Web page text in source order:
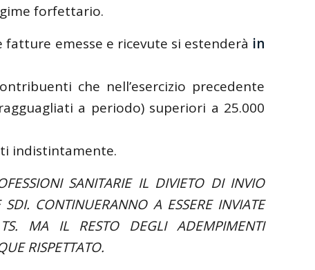
forfettario.
emesse e ricevute si estenderà in
che nell’esercizio precedente
a periodo) superiori a 25.000
indistintamente.
SANITARIE IL DIVIETO DI INVIO
CONTINUERANNO A ESSERE INVIATE
TS. MA IL RESTO DEGLI ADEMPIMENTI
RISPETTATO.